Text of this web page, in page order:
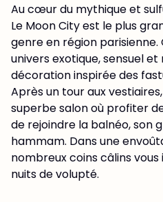
Au cœur du mythique et
Le Moon City est le plus
genre en région parisienne.
univers exotique, sensuel et
décoration inspirée des
Après un tour aux
superbe salon où profiter
de rejoindre la balnéo, son
hammam. Dans une
nombreux coins câlins
nuits de volupté.